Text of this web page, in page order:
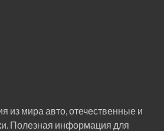
из мира авто, отечественные и
Полезная информация для